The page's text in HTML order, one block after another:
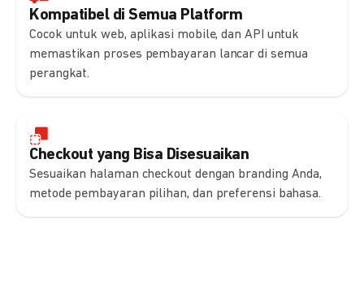
Kompatibel di Semua Platform
Cocok untuk web, aplikasi mobile, dan API untuk
memastikan proses pembayaran lancar di semua
perangkat.
Checkout yang Bisa Disesuaikan
Sesuaikan halaman checkout dengan branding Anda,
metode pembayaran pilihan, dan preferensi bahasa.